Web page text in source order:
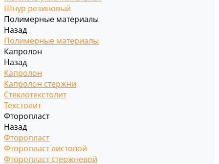
Шнур резиновый
Полимерные материалы
Назад
Полимерные материалы
Капролон
Назад
Капролон
Капролон стержни
Стеклотекстолит
Текстолит
Фторопласт
Назад
Фторопласт
Фторопласт листовой
Фторопласт стержневой